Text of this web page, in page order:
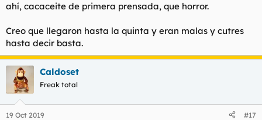
ahí, cacaceite de primera prensada, que horror.
Creo que llegaron hasta la quinta y eran malas y cutres
hasta decir basta.
Caldoset
Freak total
19 Oct 2019 #17